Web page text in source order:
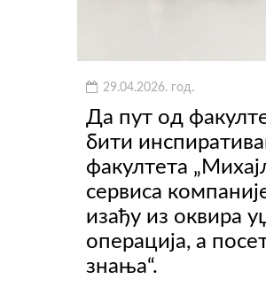
29.04.2026. год.
Да пут од
бити
факултета
сервиса
изађу из оквира
операција, а
знања“.
ВИДЕО